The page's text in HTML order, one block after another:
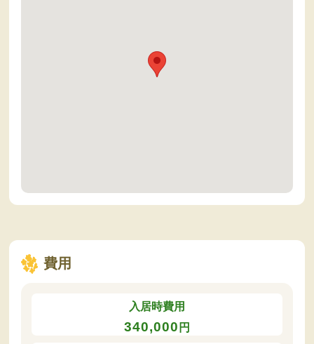
費用
入居時費用
340,000 円